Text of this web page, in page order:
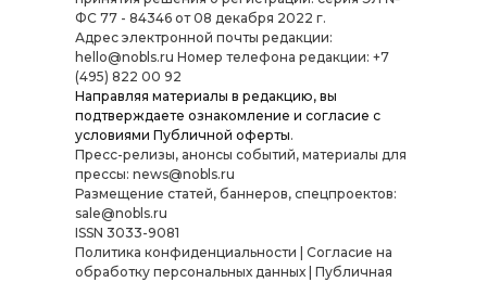
ФС 77 - 84346 от 08 декабря 2022 г.
Адрес электронной почты редакции:
hello@nobls.ru Номер телефона редакции: +7
(495) 822 00 92
Направляя материалы в редакцию, вы
подтверждаете ознакомление и согласие с
условиями Публичной оферты.
Пресс-релизы, анонсы событий, материалы для
прессы: news@nobls.ru
Размещение статей, баннеров, спецпроектов:
sale@nobls.ru
ISSN 3033-9081
Политика конфиденциальности | Согласие на
обработку персональных данных| Публичная